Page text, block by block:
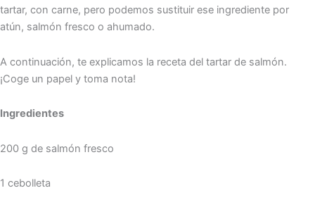
tartar, con carne, pero podemos sustituir ese ingrediente por
atún, salmón fresco o ahumado.
A continuación, te explicamos la receta del tartar de salmón.
¡Coge un papel y toma nota!
Ingredientes
200 g de salmón fresco
1 cebolleta